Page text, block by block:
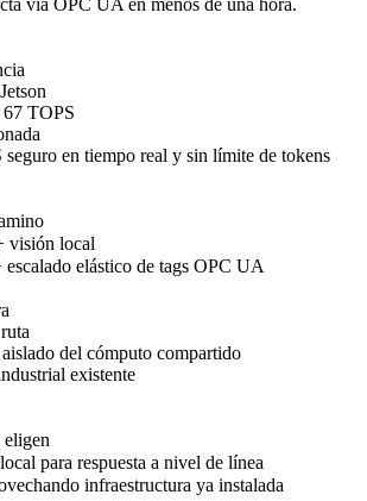
MadeOS
por nuestro equipo dentro de tu
o servidor
vía OPC UA en menos de una hora.
en tiempo real y sin límite de tokens
local
elástico de tags OPC UA
del cómputo compartido
existente